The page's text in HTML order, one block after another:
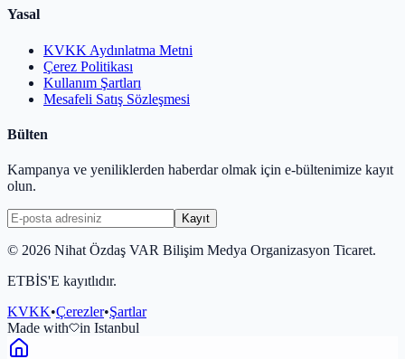
Yasal
KVKK Aydınlatma Metni
Çerez Politikası
Kullanım Şartları
Mesafeli Satış Sözleşmesi
Bülten
Kampanya ve yeniliklerden haberdar olmak için e-bültenimize kayıt
olun.
Kayıt
© 2026 Nihat Özdaş VAR Bilişim Medya Organizasyon Ticaret.
ETBİS'E kayıtlıdır.
KVKK•Çerezler•Şartlar
Made with
in Istanbul